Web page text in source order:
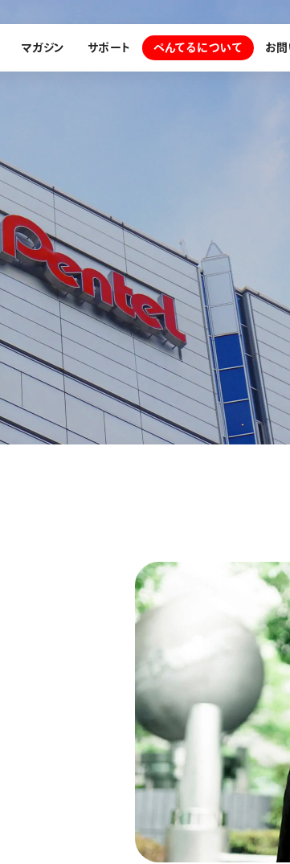
マガジン サポート ぺんてるについて お
オレンズ
ぺんてるについて
メッセージ
採用情報
運営会社
くるりら